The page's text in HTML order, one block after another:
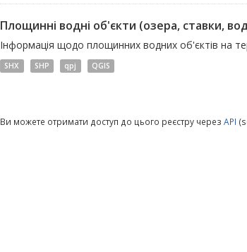
Площинні водні об'єкти (озера, ставки,
Інформація щодо площинних водних об'єктів на
SHX SHP qpj QGIS
Ви можете отримати доступ до цього реєстру через API